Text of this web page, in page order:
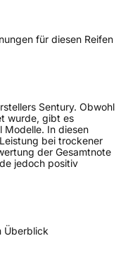
für diesen Reifen
Sentury. Obwohl
wurde, gibt es
Modelle. In diesen
bei trockener
der Gesamtnote
jedoch positiv
Überblick